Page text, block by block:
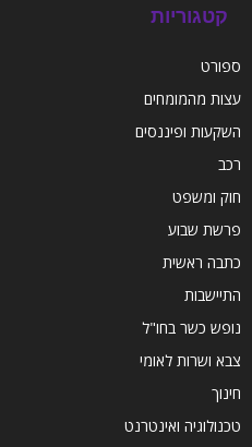
קטגוריות
ספורט
עצות מהמומחים
השקעות ופיננסים
רכב
חוק ומשפט
פרשת שבוע
כתבה ראשית
התיישבות
נופש כשר בחו"ל
צבא ושרות לאומי
חינוך
טכנולוגיה ואינטרנט